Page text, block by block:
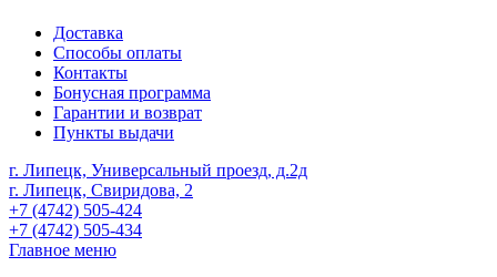
Доставка
Способы оплаты
Контакты
Бонусная программа
Гарантии и возврат
Пункты выдачи
г. Липецк, Универсальный проезд, д.2д
г. Липецк, Свиридова, 2
+7 (4742) 505-424
+7 (4742) 505-434
Главное меню